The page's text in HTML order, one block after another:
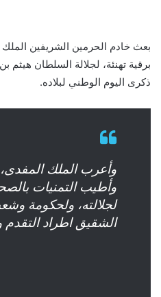
بعث خادم الحرمين الشريفين
برقية تهنئة، لجلالة السلطان
ذكرى اليوم الوطني لبلاده.
وأعرب الملك
وأطيب التمنيات
لجلالته، ولحكومة
الشقيق اطراد التقدم